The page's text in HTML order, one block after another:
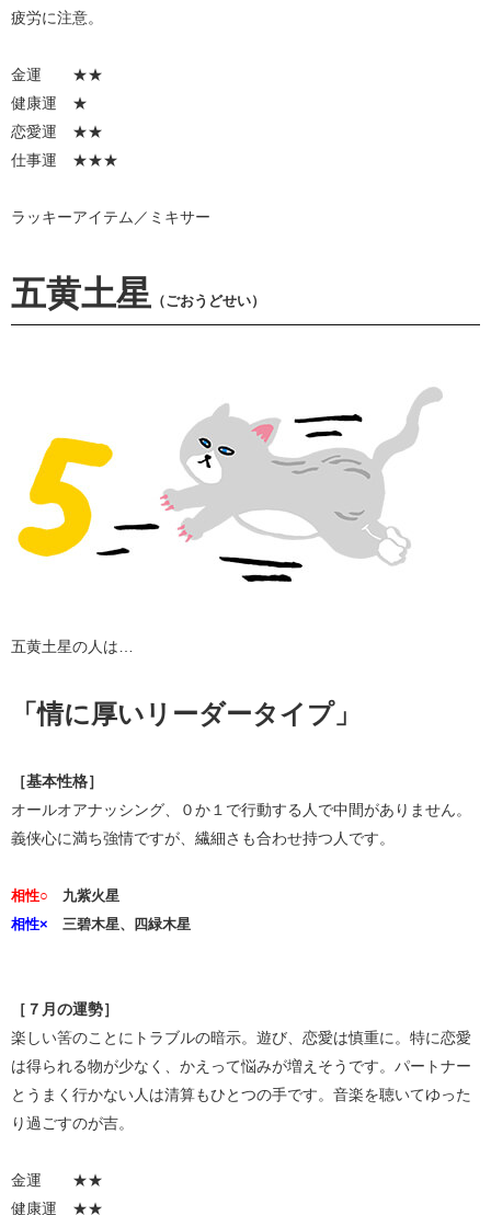
疲労に注意。
金運 ★★
健康運 ★
恋愛運 ★★
仕事運 ★★★
ラッキーアイテム／ミキサー
五黄土星 （ごおうどせい）
五黄土星の人は…
「情に厚いリーダータイプ」
［基本性格］
オールオアナッシング、０か１で行動する人で中間がありません。
義侠心に満ち強情ですが、繊細さも合わせ持つ人です。
相性○ 九紫火星
相性× 三碧木星、四緑木星
［７月の運勢］
楽しい筈のことにトラブルの暗示。遊び、恋愛は慎重に。特に恋愛
は得られる物が少なく、かえって悩みが増えそうです。パートナー
とうまく行かない人は清算もひとつの手です。音楽を聴いてゆった
り過ごすのが吉。
金運 ★★
健康運 ★★